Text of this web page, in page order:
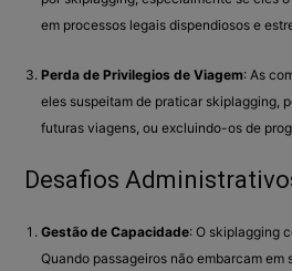
em processos legais dispendiosos e
Perda de Privilegios de Viagem: As
eles suspeitam de praticar skiplagging,
futuras viagens, ou excluindo-os de
Desafios
Gestão de Capacidade: O skiplagging
Quando passageiros não embarcam